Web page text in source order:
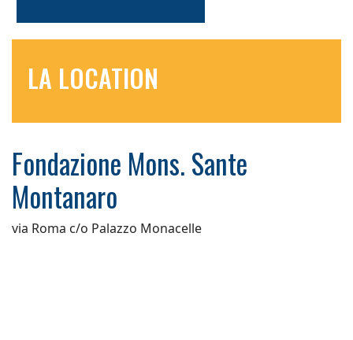
LA LOCATION
Fondazione Mons. Sante
Montanaro
via Roma c/o Palazzo Monacelle